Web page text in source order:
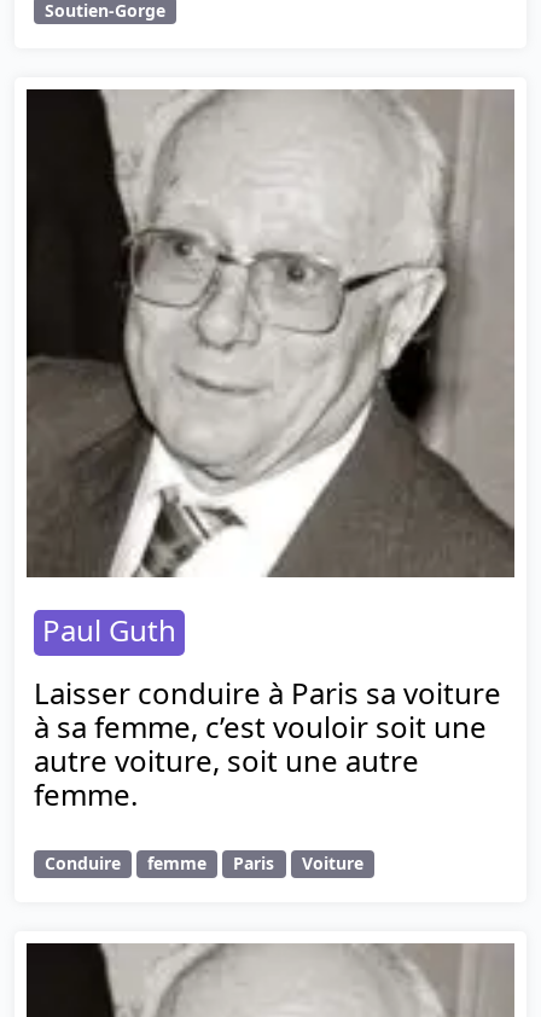
Soutien-Gorge
Paul Guth
Laisser conduire à Paris sa voiture
à sa femme, c’est vouloir soit une
autre voiture, soit une autre
femme.
Conduire femme Paris Voiture